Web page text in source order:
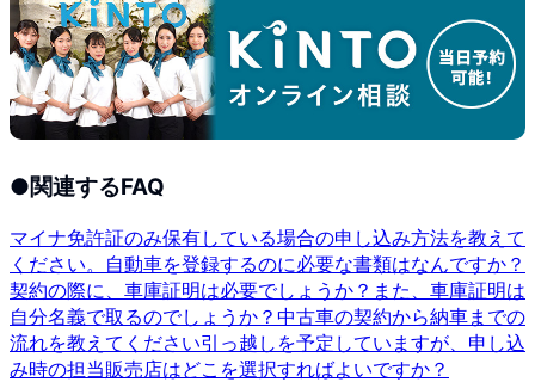
●関連するFAQ
マイナ免許証のみ保有している場合の申し込み方法を教えて
ください。 自動車を登録するのに必要な書類はなんですか？
契約の際に、車庫証明は必要でしょうか？また、車庫証明は
自分名義で取るのでしょうか？ 中古車の契約から納車までの
流れを教えてください引っ越しを予定していますが、申し込
み時の担当販売店はどこを選択すればよいですか？